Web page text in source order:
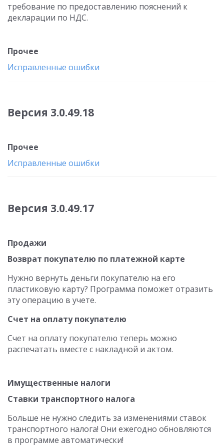
требование по предоставлению пояснений к
декларации по НДС.
Прочее
Исправленные ошибки
Версия 3.0.49.18
Прочее
Исправленные ошибки
Версия 3.0.49.17
Продажи
Возврат покупателю по платежной карте
Нужно вернуть деньги покупателю на его
пластиковую карту? Программа поможет отразить
эту операцию в учете.
Счет на оплату покупателю
Счет на оплату покупателю теперь можно
распечатать вместе с накладной и актом.
Имущественные налоги
Ставки транспортного налога
Больше не нужно следить за изменениями ставок
транспортного налога! Они ежегодно обновляются
в программе автоматически!